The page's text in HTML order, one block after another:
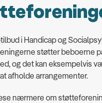
i Handicap og
støtter beboerne
og det kan eksempelvis
afholde arrangementer.
nærmere om